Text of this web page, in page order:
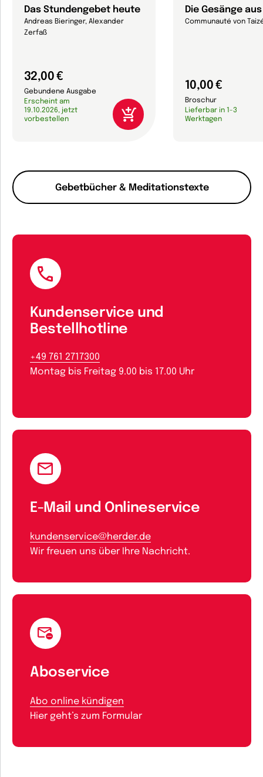
Gebetbücher & Meditationstexte
Das Stundengebet heute
Andreas Bieringer, Alexander
Zerfaß
32,00 €
Gebundene Ausgabe
Erscheint am
19.10.2026, jetzt
vorbestellen
Die Gesänge
Communauté von
10,00 €
Broschur
Lieferbar in 1-3
Werktagen
Kundenservice und
Bestellhotline
+49 761 2717300
Montag bis Freitag 9.00 bis 17.00 Uhr
E-Mail und Onlineservice
kundenservice@herder.de
Wir freuen uns über Ihre Nachricht.
Aboservice
Abo online kündigen
Hier geht’s zum Formular